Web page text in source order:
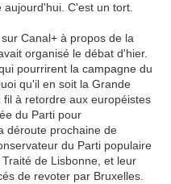
C'est un tort.
Canal+ à propos de la
organisé le débat d'hier.
pourrirent la campagne du
qu'il en soit la Grande
à retordre aux européistes
du Parti pour
déroute prochaine de
du Parti populaire
de Lisbonne, et leur
de revoter par Bruxelles.